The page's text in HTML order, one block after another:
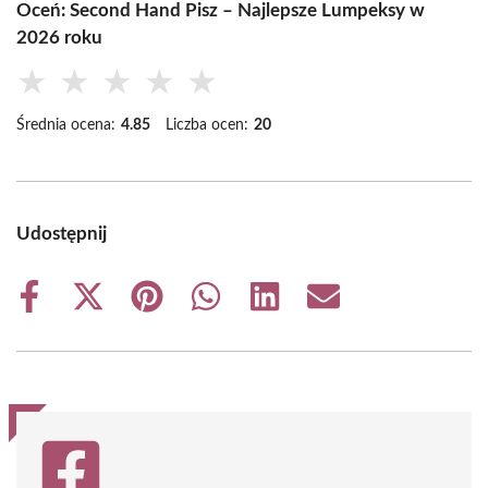
Oceń: Second Hand Pisz – Najlepsze Lumpeksy w
2026 roku
★ ★ ★ ★ ★
Średnia ocena: 4.85 Liczba ocen: 20
Udostępnij
Share
Share
(Twitter)
Share
Share
Share
Share